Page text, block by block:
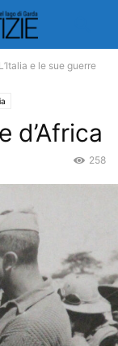
L’Italia e le sue guerre
d’Africa
258